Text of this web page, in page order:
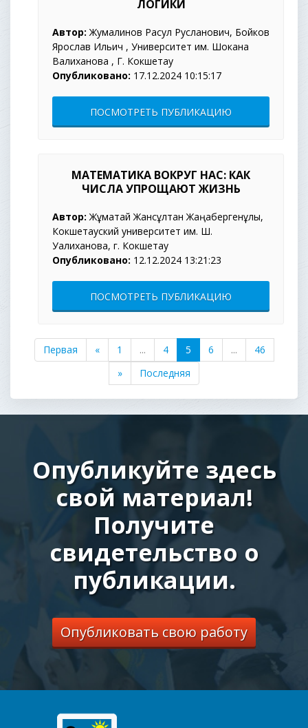
ЛОГИКИ
Автор: Жумалинов Расул Русланович, Бойков
Ярослав Ильич , Университет им. Шокана
Валиханова , Г. Кокшетау
Опубликовано: 17.12.2024 10:15:17
ПОСМОТРЕТЬ ПУБЛИКАЦИЮ
МАТЕМАТИКА ВОКРУГ НАС: КАК
ЧИСЛА УПРОЩАЮТ ЖИЗНЬ
Автор: Жұматай Жансұлтан Жаңабергенұлы,
Кокшетауский университет им. Ш.
Уалиханова, г. Кокшетау
Опубликовано: 12.12.2024 13:21:23
ПОСМОТРЕТЬ ПУБЛИКАЦИЮ
Первая « 1 ... 4 5 6 ...
46
»
Последняя
Опубликуйте здесь
свой материал!
Получите
свидетельство о
публикации.
Опубликовать свою работу